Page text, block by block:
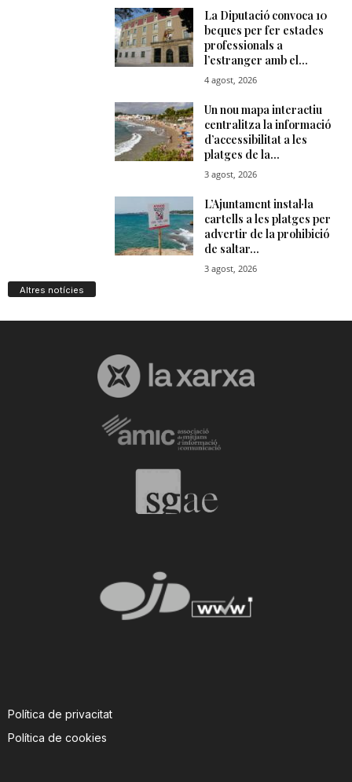
Altres notícies
Política de privacitat
Política de cookies